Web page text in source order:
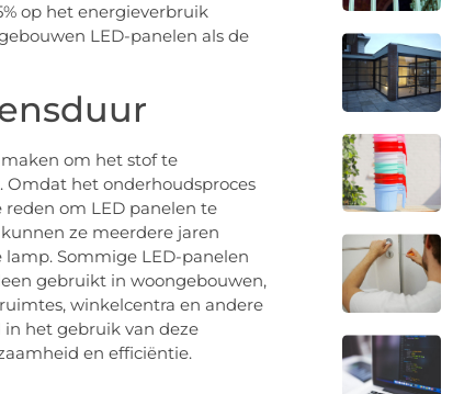
op het energieverbruik
LED-panelen als de
om het stof te
het onderhoudsproces
om LED panelen te
ze meerdere jaren
Sommige LED-panelen
gebruikt in woongebouwen,
winkelcentra en andere
het gebruik van deze
en efficiëntie.